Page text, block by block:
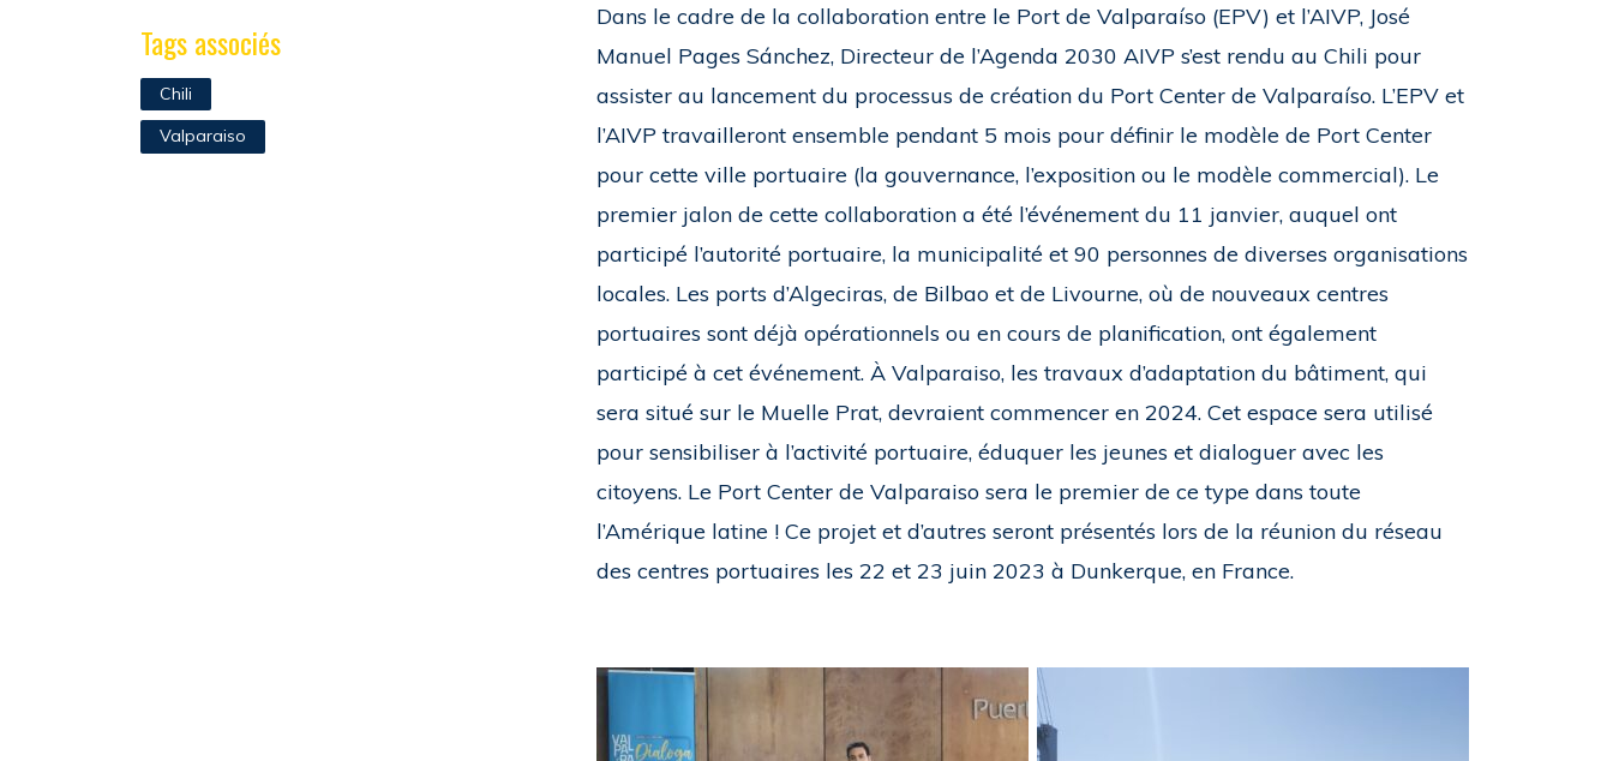
Dans le cadre de la collaboration entre le Port de Valparaíso (EPV) et l’AIVP, José
Manuel Pages Sánchez, Directeur de l’Agenda 2030 AIVP s’est rendu au Chili pour
assister au lancement du processus de création du Port Center de Valparaíso. L’EPV et
l’AIVP travailleront ensemble pendant 5 mois pour définir le modèle de Port Center
pour cette ville portuaire (la gouvernance, l’exposition ou le modèle commercial). Le
premier jalon de cette collaboration a été l’événement du 11 janvier, auquel ont
participé l’autorité portuaire, la municipalité et 90 personnes de diverses organisations
locales. Les ports d’Algeciras, de Bilbao et de Livourne, où de nouveaux centres
portuaires sont déjà opérationnels ou en cours de planification, ont également
participé à cet événement. À Valparaiso, les travaux d’adaptation du bâtiment, qui
sera situé sur le Muelle Prat, devraient commencer en 2024. Cet espace sera utilisé
pour sensibiliser à l’activité portuaire, éduquer les jeunes et dialoguer avec les
citoyens. Le Port Center de Valparaiso sera le premier de ce type dans toute
l’Amérique latine ! Ce projet et d’autres seront présentés lors de la réunion du réseau
des centres portuaires les 22 et 23 juin 2023 à Dunkerque, en France.
Tags associés
Chili
Valparaiso